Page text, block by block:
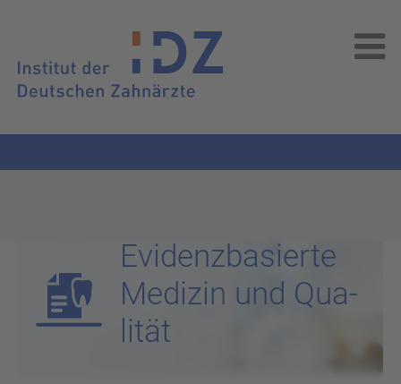
Evi­denz­ba­sier­te
Me­di­zin und Qua­
li­tät